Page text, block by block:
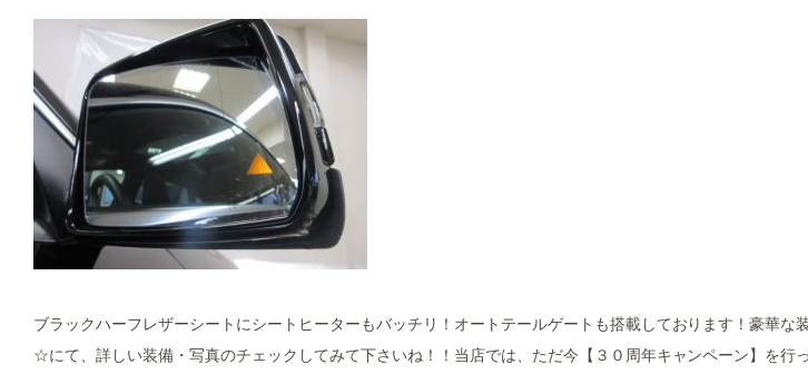
ブラックハーフレザーシートにシートヒーターもバッチリ！オートテールゲートも搭載しております！豪華
☆にて、詳しい装備・写真のチェックしてみて下さいね！！当店では、ただ今【３０周年キャンペーン】を行